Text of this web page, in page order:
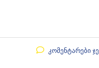
კომენტარები